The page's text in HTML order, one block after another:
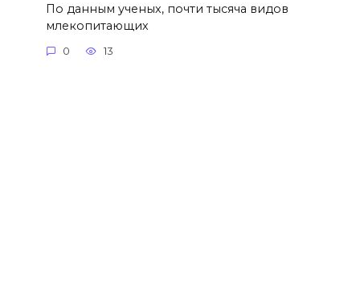
По данным ученых, почти тысяча видов
млекопитающих
0 13